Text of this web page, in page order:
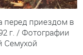
перед приездом в
г. / Фотографии
Семухой